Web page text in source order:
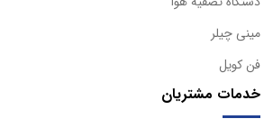
مینی چیلر
فن کویل
خدمات مشتریان